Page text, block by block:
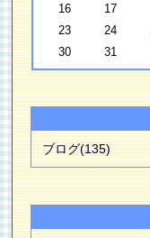
16
17
23
24
30
31
ブログ(135)